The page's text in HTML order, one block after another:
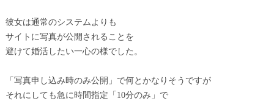
彼女は通常のシステムよりも
サイトに写真が公開されることを
避けて婚活したい一心の様でした。
「写真申し込み時のみ公開」で何とかなりそうですが
それにしても急に時間指定「10分のみ」で